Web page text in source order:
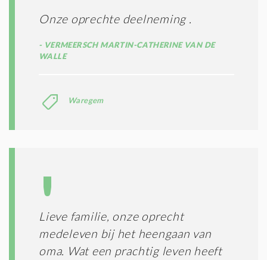
Onze oprechte deelneming .
VERMEERSCH MARTIN-CATHERINE VAN DE
WALLE
Waregem
Lieve familie, onze oprecht
medeleven bij het heengaan van
oma. Wat een prachtig leven heeft